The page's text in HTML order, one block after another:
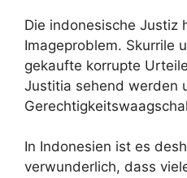
Die indonesische Justiz
Imageproblem. Skurrile
gekaufte korrupte
Justitia sehend werden
In Indonesien ist es
verwunderlich, dass